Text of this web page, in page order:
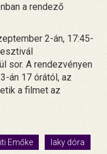
a rendező
2-án, 17:45-
sor. A rendezvényen
án 17 órától, az
a filmet az
Emőke
laky dóra